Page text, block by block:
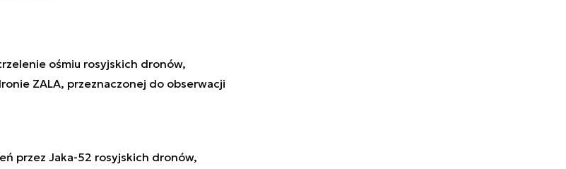
ośmiu rosyjskich dronów,
ZALA, przeznaczonej do obserwacji
przez Jaka-52 rosyjskich dronów,